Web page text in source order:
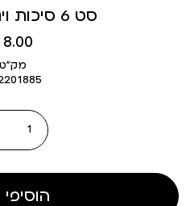
סט 6 סיכות וינטג’ לשיער
8.00 ₪